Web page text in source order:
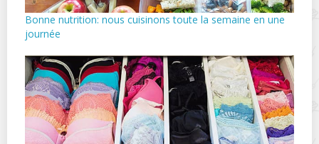
Bonne nutrition: nous cuisinons toute la semaine en une
journée